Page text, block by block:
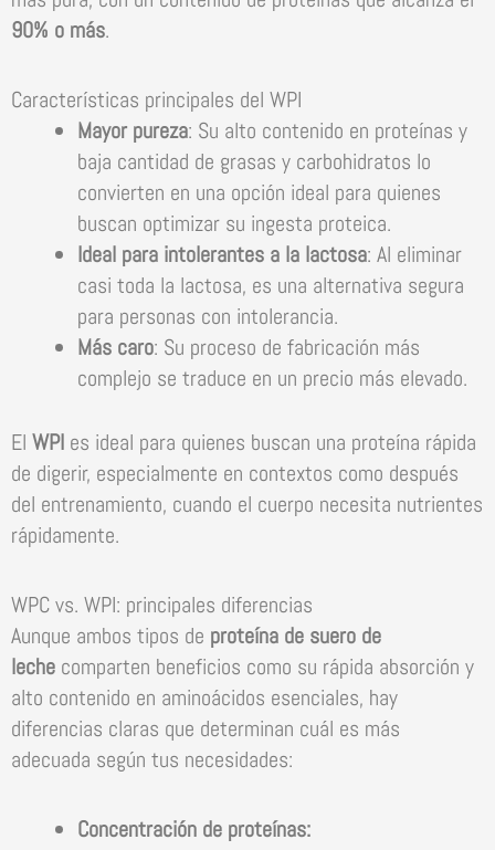
90% o más.
Características principales del WPI
Mayor pureza: Su alto contenido en proteínas y
baja cantidad de grasas y carbohidratos lo
convierten en una opción ideal para quienes
buscan optimizar su ingesta proteica.
Ideal para intolerantes a la lactosa: Al eliminar
casi toda la lactosa, es una alternativa segura
para personas con intolerancia.
Más caro: Su proceso de fabricación más
complejo se traduce en un precio más elevado.
El WPI es ideal para quienes buscan una proteína rápida
de digerir, especialmente en contextos como después
del entrenamiento, cuando el cuerpo necesita nutrientes
rápidamente.
WPC vs. WPI: principales diferencias
Aunque ambos tipos de proteína de suero de
leche comparten beneficios como su rápida absorción y
alto contenido en aminoácidos esenciales, hay
diferencias claras que determinan cuál es más
adecuada según tus necesidades:
Concentración de proteínas: